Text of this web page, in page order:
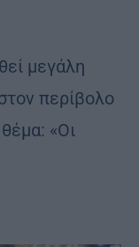
μεγάλη
περίβολο
«Οι